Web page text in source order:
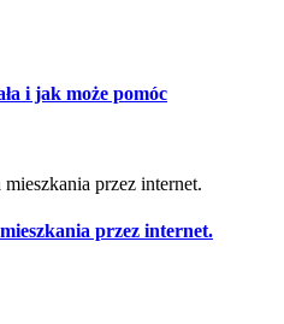
i jak może pomóc
przez internet.